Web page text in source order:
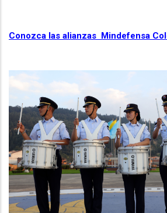
Conozca las alianzas Mindefensa